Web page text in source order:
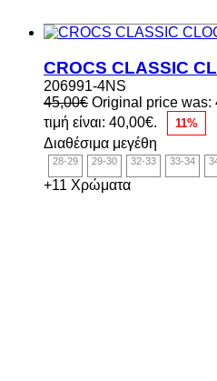
206991-4NS
45,00€ Original price was:
τιμή είναι: 40,00€.
11%
Διαθέσιμα μεγέθη
28-29 29-30 32-33 33-34
+11 Χρώματα